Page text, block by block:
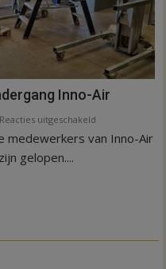
Inno-Air
Reacties uitgeschakeld
Warmte
medewerkers van Inno-Air
gelopen....